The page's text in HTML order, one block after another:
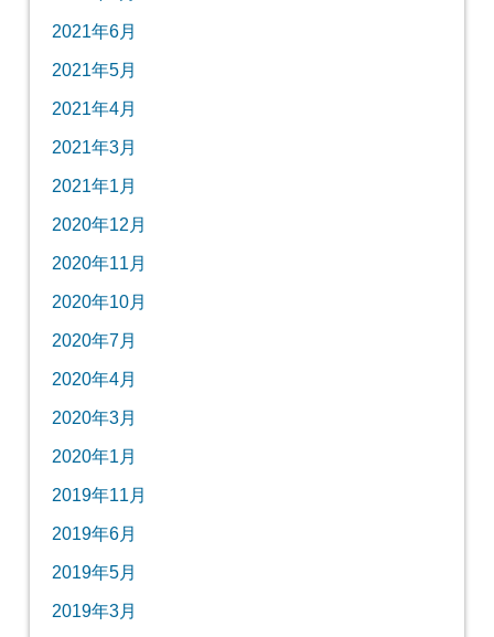
2021年6月
2021年5月
2021年4月
2021年3月
2021年1月
2020年12月
2020年11月
2020年10月
2020年7月
2020年4月
2020年3月
2020年1月
2019年11月
2019年6月
2019年5月
2019年3月